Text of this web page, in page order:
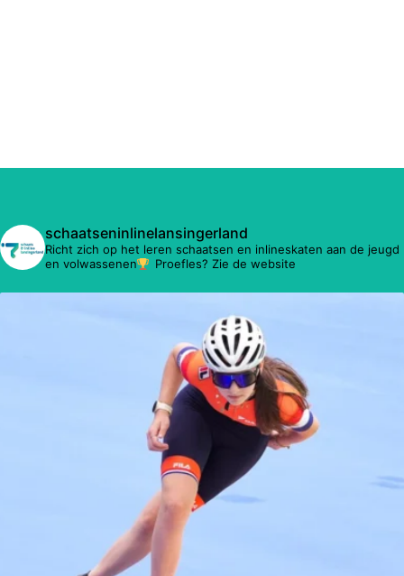
schaatseninlinelansingerland
Richt zich op het leren schaatsen en inlineskaten aan de jeugd
en volwassenen
Proefles? Zie de website